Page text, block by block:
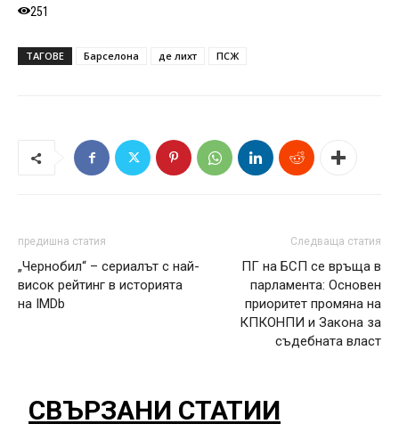
251
ТАГОВЕ Барселона де лихт ПСЖ
предишна статия
„Чернобил“ – сериалът с най-
висок рейтинг в историята
на IMDb
Следваща статия
ПГ на БСП се връща в
парламента: Основен
приоритет промяна на
КПКОНПИ и Закона за
съдебната власт
СВЪРЗАНИ СТАТИИ